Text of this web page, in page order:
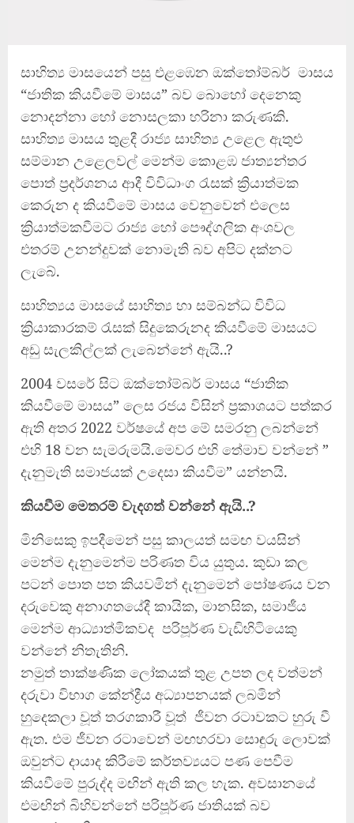
සාහිත්‍ය මාසයෙන් පසු එළඹෙන ඔක්තෝම්බර් මාසය
“ජාතික කියවීමේ මාසය” බව බොහෝ දෙනෙකු
නොදන්නා හෝ නොසලකා හරිනා කරුණකි.
සාහිත්‍ය මාසය තුළදී රාජ්‍ය සාහිත්‍ය උළෙල ඇතුළු
සම්මාන උළෙලවල් මෙන්ම කොළඹ ජාත්‍යන්තර
පොත් ප්‍රදර්ශනය ආදී විවිධාංග රැසක් ක්‍රියාත්මක
කෙරුන ද කියවීමේ මාසය වෙනුවෙන් එලෙස
ක්‍රියාත්මකවීමට රාජ්‍ය හෝ පෞද්ගලික අංශවල
එතරම් උනන්දුවක් නොමැති බව අපිට දක්නට
ලැබේ.
සාහිත්‍යය මාසයේ සාහිත්‍ය හා සම්බන්ධ විවිධ
ක්‍රියාකාරකම් රැසක් සිදුකෙරුනද කියවීමේ මාසයට
අඩු සැලකිල්ලක් ලැබෙන්නේ ඇයි..?
2004 වසරේ සිට ඔක්තෝම්බර් මාසය “ජාතික
කියවීමේ මාසය” ලෙස රජය විසින් ප්‍රකාශයට පත්කර
ඇති අතර 2022 වර්ෂයේ අප මේ සමරනු ලබන්නේ
එහි 18 වන සැමරුමයි.මෙවර එහි තේමාව වන්නේ ”
දැනුමැති සමාජයක් උදෙසා කියවීම” යන්නයි.
කියවීම මෙතරම් වැදගත් වන්නේ ඇයි..?
මිනිසෙකු ඉපදීමෙන් පසු කාලයත් සමඟ වයසින්
මෙන්ම දැනුමෙන්ම පරිණත විය යුතුය. කුඩා කල
පටන් පොත පත කියවමින් දැනුමෙන් පෝෂණය වන
දරුවෙකු අනාගතයේදී කායික, මානසික, සමාජීය
මෙන්ම ආධ්‍යාත්මිකවද පරිපූර්ණ වැඩිහිටියෙකු
වන්නේ නිතැතිනි.
නමුත් තාක්ෂණික ලෝකයක් තුළ උපත ලද වත්මන්
දරුවා විභාග කේන්ද්‍රීය අධ්‍යාපනයක් ලබමින්
හුදෙකලා වූත් තරගකාරී වූත් ජීවන රටාවකට හුරු වී
ඇත. එම ජීවන රටාවෙන් මඟහරවා සොඳුරු ලොවක්
ඔවුන්ට දායාද කිරීමේ කර්තව්‍යයට පණ පෙවීම
කියවීමේ පුරුද්ද මඟින් ඇති කල හැක. අවසානයේ
එමඟින් බිහිවන්නේ පරිපූර්ණ ජාතියක් බව